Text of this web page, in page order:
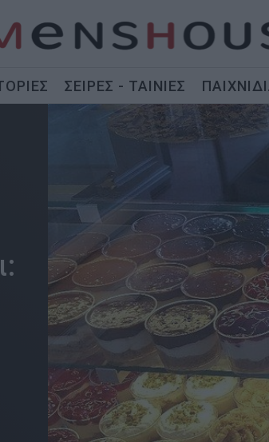
ΣΕΙΡΕΣ - ΤΑΙΝΙΕΣ